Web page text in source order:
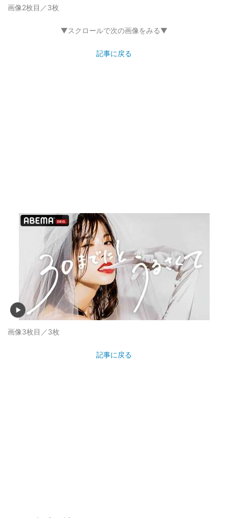
画像2枚目／3枚
▼スクロールで次の画像をみる▼
記事に戻る
画像3枚目／3枚
記事に戻る